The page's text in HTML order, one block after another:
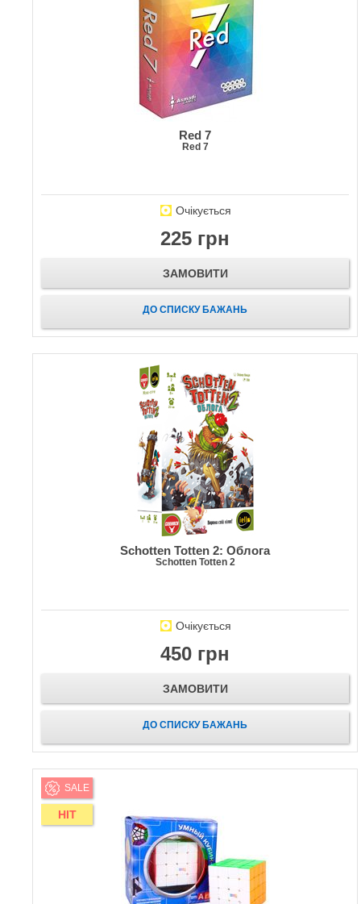
Red 7
Red 7
Очікується
225 грн
ЗАМОВИТИ
ДО СПИСКУ БАЖАНЬ
Schotten Totten 2: Облога
Schotten Totten 2
Очікується
450 грн
ЗАМОВИТИ
ДО СПИСКУ БАЖАНЬ
SALE
HIT